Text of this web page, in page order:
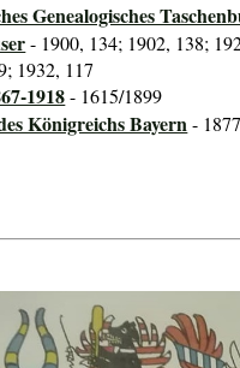
Genealogisches
- 1900, 134; 1902, 138;
1932, 117
1918- 1615/1899
Königreichs Bayern-